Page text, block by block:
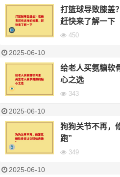
打篮球导致膝盖
赶快来了解一下
450
2025-06-10
给老人买氨糖软
心之选
343
2025-06-10
狗狗关节不再，
跑”
349
2025-06-10